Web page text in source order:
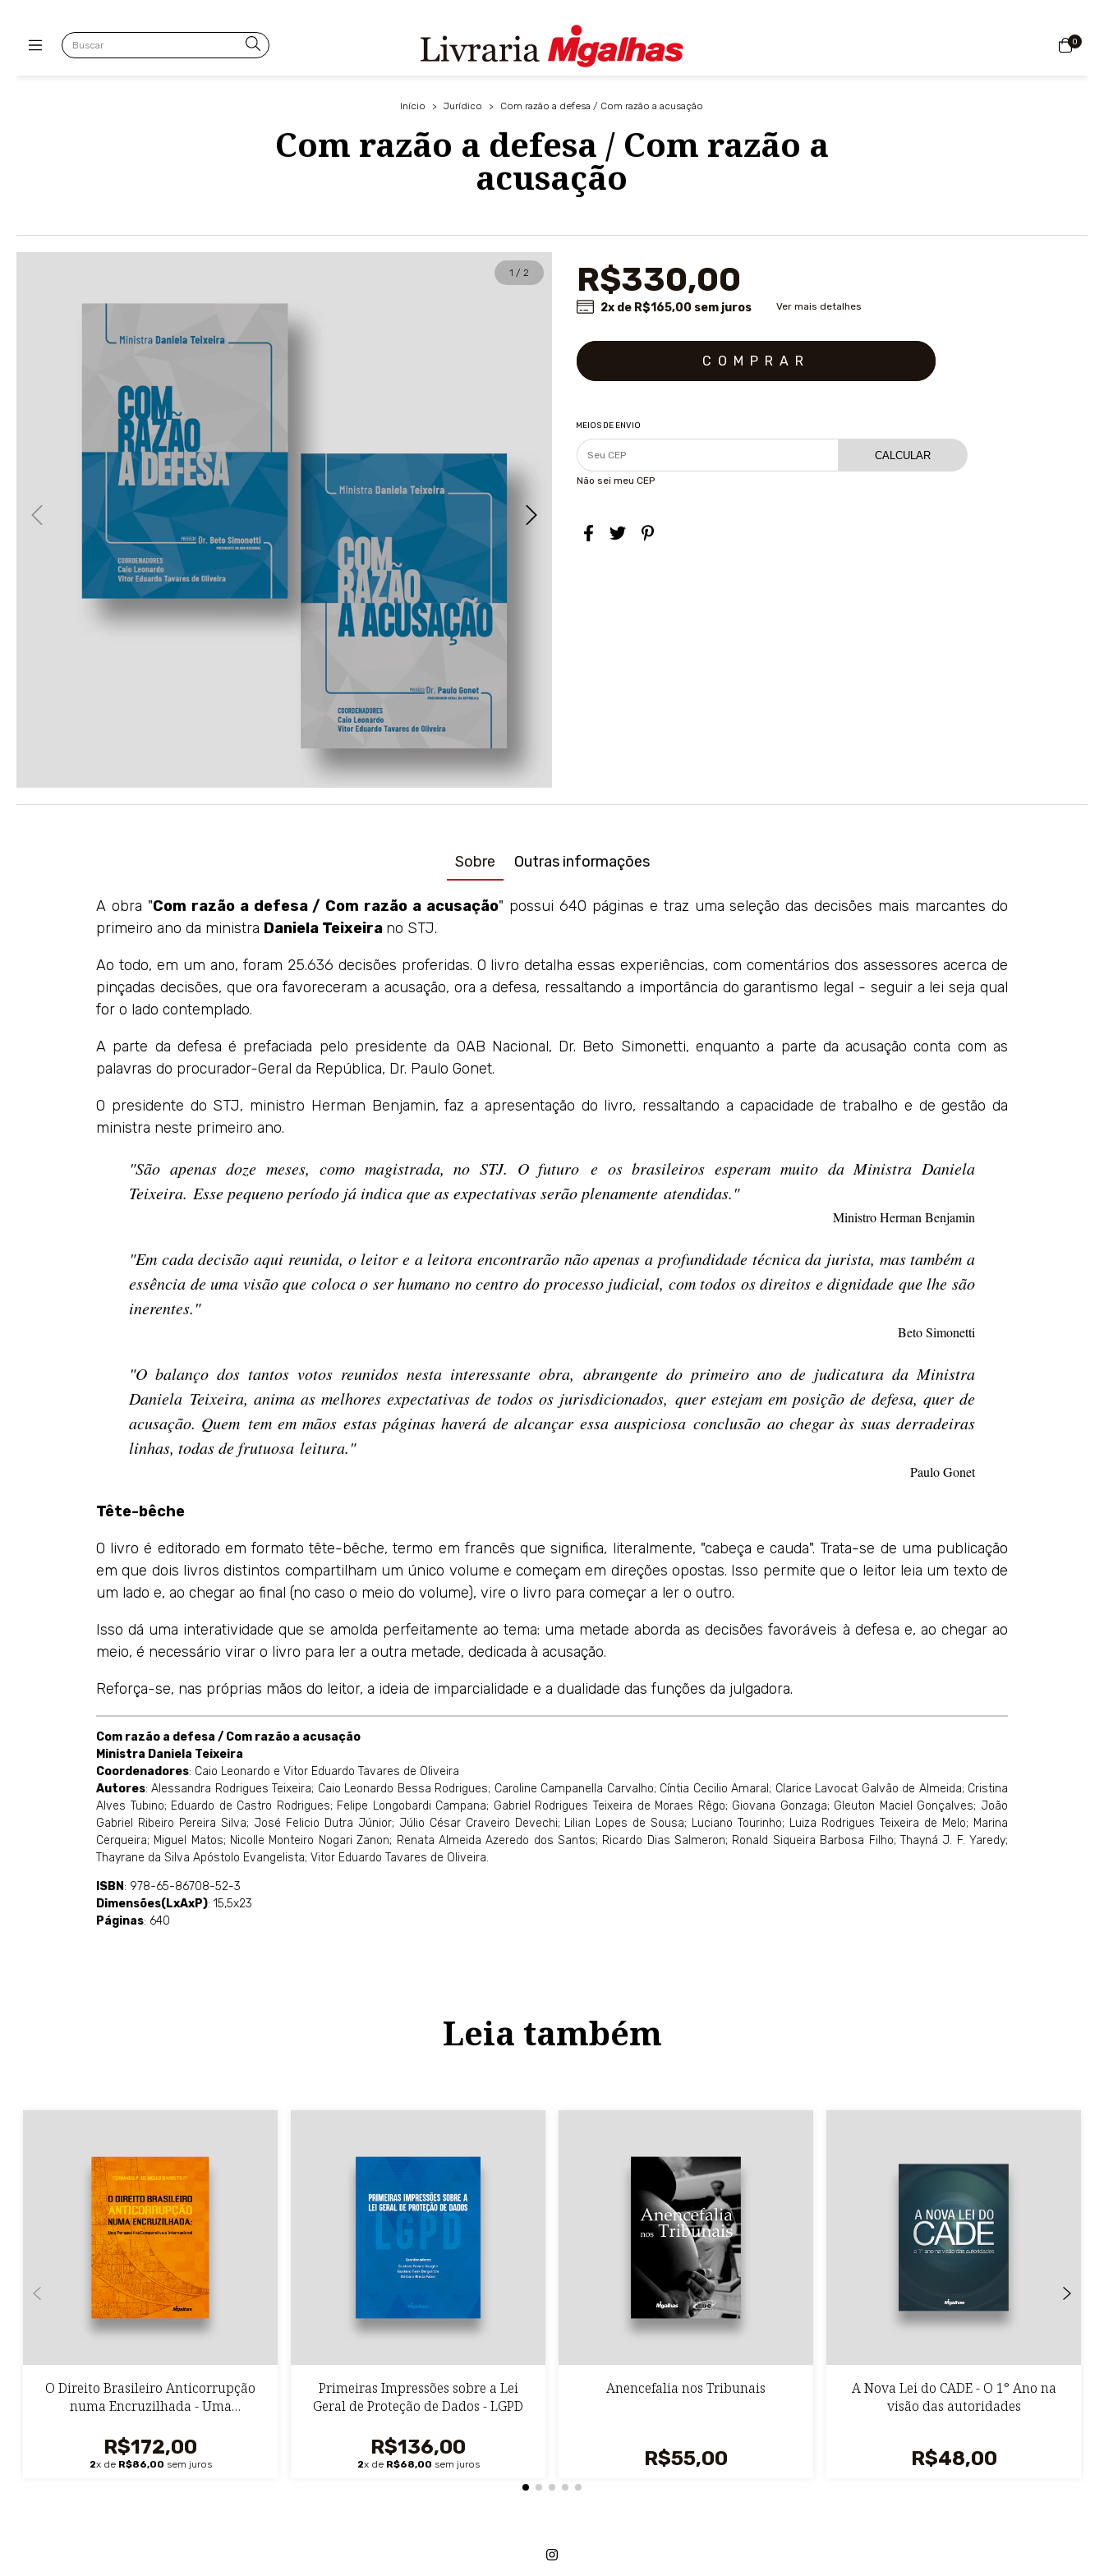
0
Início > Jurídico > Com razão a defesa / Com razão a acusação
Com razão a defesa / Com razão a
acusação
1 / 2 R$330,00
2x de R$165,00 sem juros Ver mais detalhes
MEIOS DE ENVIO
CALCULAR
Não sei meu CEP
Sobre Outras informações
A obra "Com razão a defesa / Com razão a acusação" possui 640 páginas e traz uma seleção das decisões mais marcantes do
primeiro ano da ministra Daniela Teixeira no STJ.
Ao todo, em um ano, foram 25.636 decisões proferidas. O livro detalha essas experiências, com comentários dos assessores acerca de
pinçadas decisões, que ora favoreceram a acusação, ora a defesa, ressaltando a importância do garantismo legal - seguir a lei seja qual
for o lado contemplado.
A parte da defesa é prefaciada pelo presidente da OAB Nacional, Dr. Beto Simonetti, enquanto a parte da acusação conta com as
palavras do procurador-Geral da República, Dr. Paulo Gonet.
O presidente do STJ, ministro Herman Benjamin, faz a apresentação do livro, ressaltando a capacidade de trabalho e de gestão da
ministra neste primeiro ano.
"São apenas doze meses, como magistrada, no STJ. O futuro e os brasileiros esperam muito da Ministra Daniela
Teixeira. Esse pequeno período já indica que as expectativas serão plenamente atendidas."
Ministro Herman Benjamin
"Em cada decisão aqui reunida, o leitor e a leitora encontrarão não apenas a profundidade técnica da jurista, mas também a
essência de uma visão que coloca o ser humano no centro do processo judicial, com todos os direitos e dignidade que lhe são
inerentes."
Beto Simonetti
"O balanço dos tantos votos reunidos nesta interessante obra, abrangente do primeiro ano de judicatura da Ministra
Daniela Teixeira, anima as melhores expectativas de todos os jurisdicionados, quer estejam em posição de defesa, quer de
acusação. Quem tem em mãos estas páginas haverá de alcançar essa auspiciosa conclusão ao chegar às suas derradeiras
linhas, todas de frutuosa leitura."
Paulo Gonet
Tête-bêche
O livro é editorado em formato tête-bêche, termo em francês que significa, literalmente, "cabeça e cauda". Trata-se de uma publicação
em que dois livros distintos compartilham um único volume e começam em direções opostas. Isso permite que o leitor leia um texto de
um lado e, ao chegar ao final (no caso o meio do volume), vire o livro para começar a ler o outro.
Isso dá uma interatividade que se amolda perfeitamente ao tema: uma metade aborda as decisões favoráveis à defesa e, ao chegar ao
meio, é necessário virar o livro para ler a outra metade, dedicada à acusação.
Reforça-se, nas próprias mãos do leitor, a ideia de imparcialidade e a dualidade das funções da julgadora.
Com razão a defesa / Com razão a acusação
Ministra Daniela Teixeira
Coordenadores: Caio Leonardo e Vitor Eduardo Tavares de Oliveira
Autores: Alessandra Rodrigues Teixeira; Caio Leonardo Bessa Rodrigues; Caroline Campanella Carvalho; Cíntia Cecilio Amaral; Clarice Lavocat Galvão de Almeida; Cristina
Alves Tubino; Eduardo de Castro Rodrigues; Felipe Longobardi Campana; Gabriel Rodrigues Teixeira de Moraes Rêgo; Giovana Gonzaga; Gleuton Maciel Gonçalves; João
Gabriel Ribeiro Pereira Silva; José Felicio Dutra Júnior; Júlio César Craveiro Devechi; Lilian Lopes de Sousa; Luciano Tourinho; Luiza Rodrigues Teixeira de Melo; Marina
Cerqueira; Miguel Matos; Nicolle Monteiro Nogari Zanon; Renata Almeida Azeredo dos Santos; Ricardo Dias Salmeron; Ronald Siqueira Barbosa Filho; Thayná J. F. Yaredy;
Thayrane da Silva Apóstolo Evangelista; Vitor Eduardo Tavares de Oliveira.
ISBN : 978-65-86708-52-3
Dimensões(LxAxP): 15,5x23
Páginas: 640
Leia também
O Direito Brasileiro Anticorrupção
numa Encruzilhada - Uma
Internacional
R$172,00
2x de R$86,00 sem juros
Primeiras Impressões sobre a Lei
Geral de Proteção de Dados - LGPD
R$136,00
2x de R$68,00 sem juros
Anencefalia nos Tribunais
R$55,00
A Nova Lei do CADE - O 1° Ano na
visão das autoridades
R$48,00